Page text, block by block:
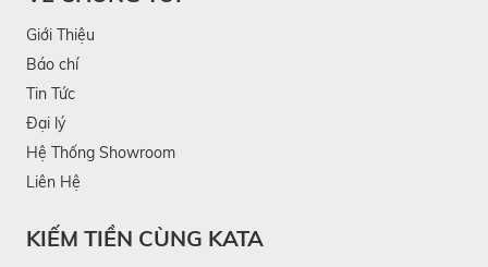
Giới Thiệu
Báo chí
Tin Tức
Đại lý
Hệ Thống Showroom
Liên Hệ
KIẾM TIỀN CÙNG KATA